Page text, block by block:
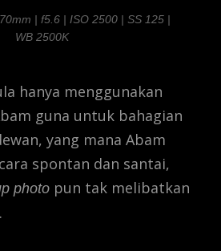
| f5.6 | ISO 2500 | SS 125 |
WB 2500K
hanya menggunakan
guna untuk bahagian
yang mana Abam
spontan dan santai,
photo pun tak melibatkan